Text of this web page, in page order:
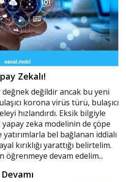
Zekalı!
değildir ancak bu yeni
korona virüs türü, bulaşıcı
hızlandırdı. Eksik bilgiyle
zeka modelinin de çöpe
bel bağlanan iddialı
kırıklığı yarattığı belirtelim.
öğrenmeye devam edelim...
Devamı